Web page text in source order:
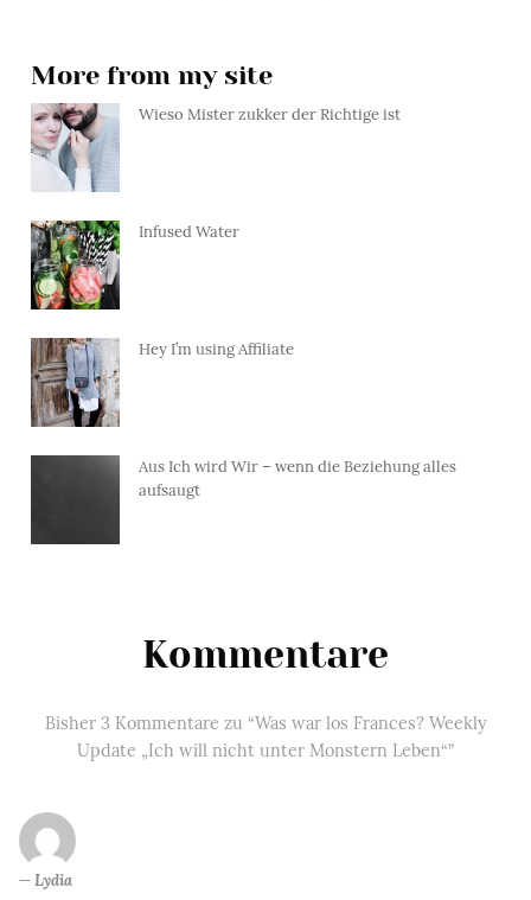
More from my site
Wieso Mister zukker der Richtige ist
Infused Water
Hey I’m using Affiliate
Aus Ich wird Wir – wenn die Beziehung alles
aufsaugt
Kommentare
Bisher 3 Kommentare zu “Was war los Frances? Weekly
Update „Ich will nicht unter Monstern Leben“”
Lydia